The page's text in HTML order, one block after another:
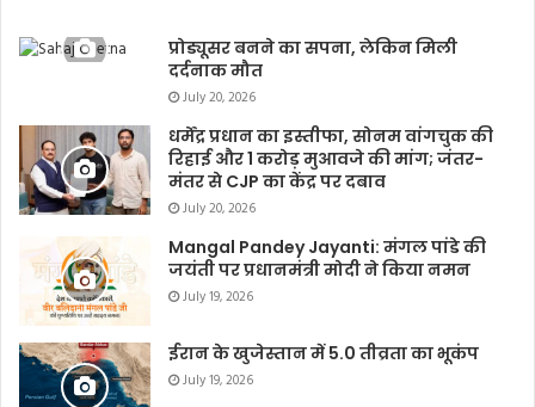
प्रोड्यूसर बनने का सपना, लेकिन मिली
दर्दनाक मौत
July 20, 2026
धर्मेंद्र प्रधान का इस्तीफा, सोनम वांगचुक की
रिहाई और 1 करोड़ मुआवजे की मांग; जंतर-
मंतर से CJP का केंद्र पर दबाव
July 20, 2026
Mangal Pandey Jayanti: मंगल पांडे की
जयंती पर प्रधानमंत्री मोदी ने किया नमन
July 19, 2026
ईरान के खुजेस्तान में 5.0 तीव्रता का भूकंप
July 19, 2026